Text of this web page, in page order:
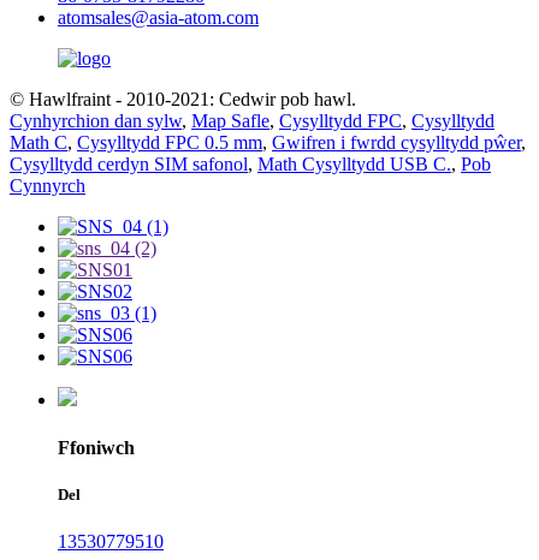
atomsales@asia-atom.com
© Hawlfraint - 2010-2021: Cedwir pob hawl.
Cynhyrchion dan sylw, Map Safle, Cysylltydd FPC, Cysylltydd
Math C, Cysylltydd FPC 0.5 mm, Gwifren i fwrdd cysylltydd pŵer,
Cysylltydd cerdyn SIM safonol, Math Cysylltydd USB C., Pob
Cynnyrch
Ffoniwch
Del
13530779510